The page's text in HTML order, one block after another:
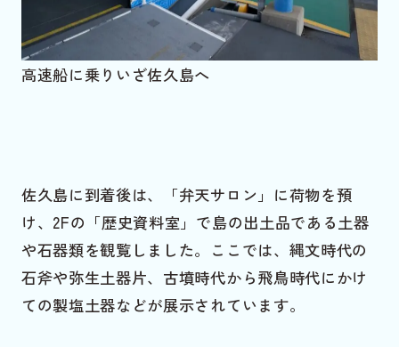
高速船に乗りいざ佐久島へ
佐久島に到着後は、「弁天サロン」に荷物を預
け、2Fの「歴史資料室」で島の出土品である土器
や石器類を観覧しました。ここでは、縄文時代の
石斧や弥生土器片、古墳時代から飛鳥時代にかけ
ての製塩土器などが展示されています。